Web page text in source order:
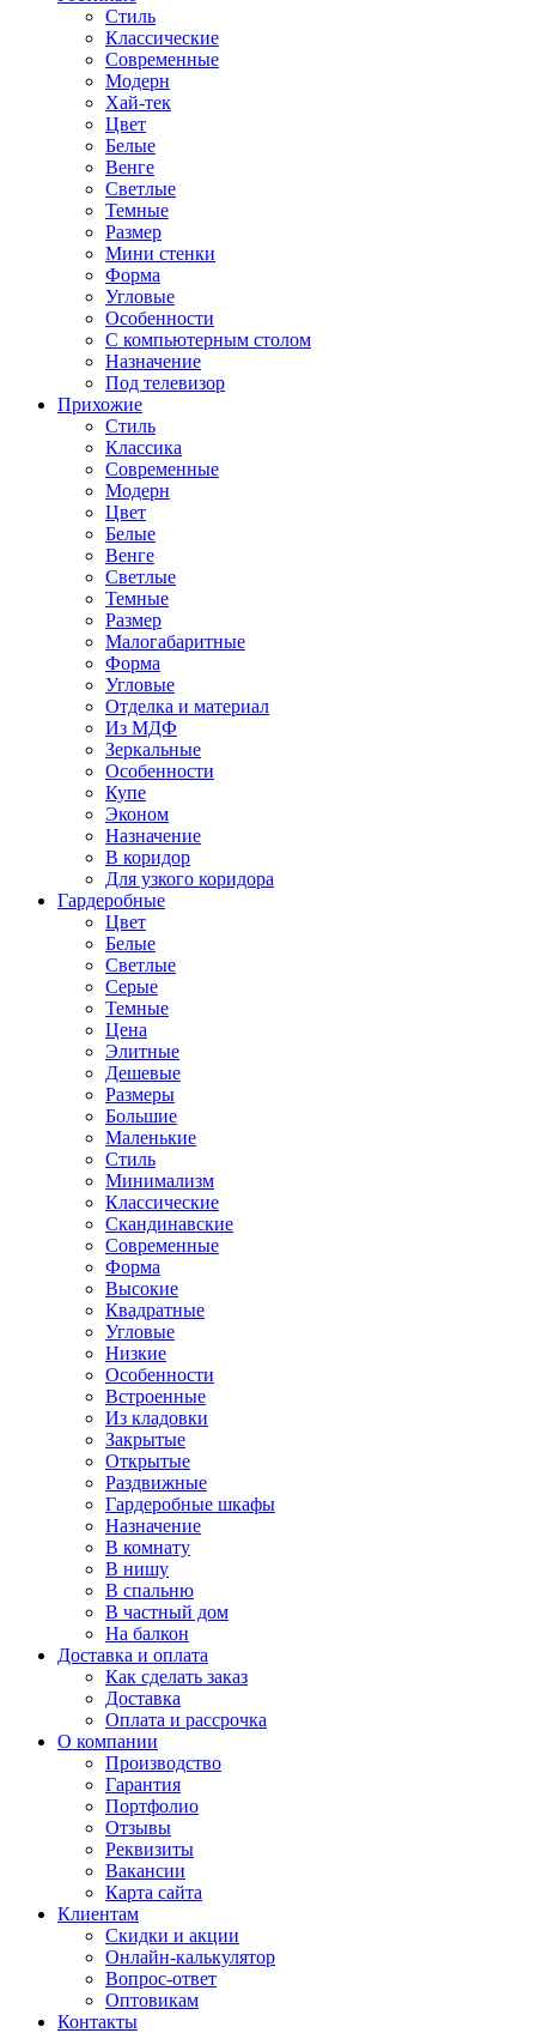
Стиль
Классические
Современные
Модерн
Хай-тек
Цвет
Белые
Венге
Светлые
Темные
Размер
Мини стенки
Форма
Угловые
Особенности
С компьютерным столом
Назначение
Под телевизор
Прихожие
Стиль
Классика
Современные
Модерн
Цвет
Белые
Венге
Светлые
Темные
Размер
Малогабаритные
Форма
Угловые
Отделка и материал
Из МДФ
Зеркальные
Особенности
Купе
Эконом
Назначение
В коридор
Для узкого коридора
Гардеробные
Цвет
Белые
Светлые
Серые
Темные
Цена
Элитные
Дешевые
Размеры
Большие
Маленькие
Стиль
Минимализм
Классические
Скандинавские
Современные
Форма
Высокие
Квадратные
Угловые
Низкие
Особенности
Встроенные
Из кладовки
Закрытые
Открытые
Раздвижные
Гардеробные шкафы
Назначение
В комнату
В нишу
В спальню
В частный дом
На балкон
Доставка и оплата
Как сделать заказ
Доставка
Оплата и рассрочка
О компании
Производство
Гарантия
Портфолио
Отзывы
Реквизиты
Вакансии
Карта сайта
Клиентам
Скидки и акции
Онлайн-калькулятор
Вопрос-ответ
Оптовикам
Контакты